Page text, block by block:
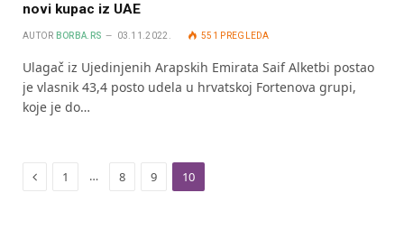
novi kupac iz UAE
AUTOR BORBA.RS 03.11.2022. 551 PREGLEDA
Ulagač iz Ujedinjenih Arapskih Emirata Saif Alketbi postao
je vlasnik 43,4 posto udela u hrvatskoj Fortenova grupi,
koje je do…
Previous
1 … 8 9 10